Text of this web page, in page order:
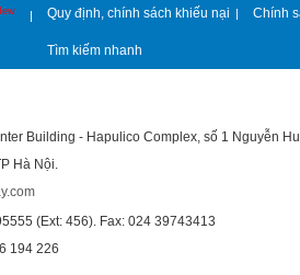
| Quy định, chính sách khiếu nại | Chính
Tìm kiếm nhanh
Building - Hapulico Complex, số 1 Nguyễn
Hà Nội.
(Ext: 456). Fax: 024 39743413
194 226